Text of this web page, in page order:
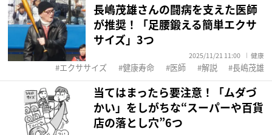
長嶋茂雄さんの闘病を支えた医師
が推奨！「足腰鍛える簡単エクサ
サイズ」3つ
2025/11/21 11:00 健康
エクササイズ 健康寿命 医師 解説 長嶋茂雄
当てはまったら要注意！「ムダづ
かい」をしがちな“スーパーや百貨
店の落とし穴”6つ